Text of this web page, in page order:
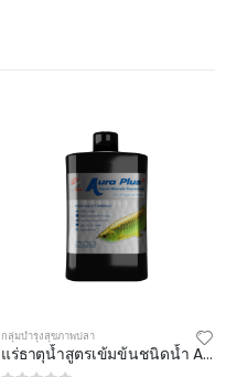
กลุ่มบำรุงสุขภาพปลา
แร่ธาตุน้ำสูตรเข้มข้นชนิดน้ำ Aura Plus